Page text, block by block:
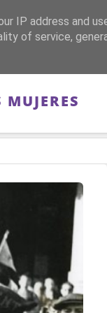
MEMORIA
IP address and
of service,